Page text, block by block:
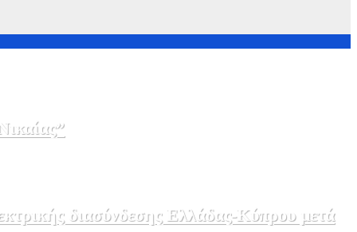
διασύνδεσης Ελλάδας-Κύπρου μετά